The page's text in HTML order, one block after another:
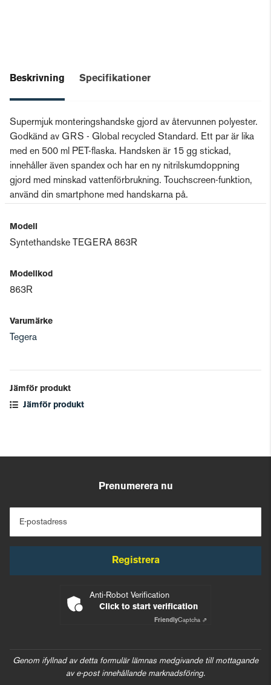
Beskrivning Specifikationer
Supermjuk monteringshandske gjord av återvunnen polyester.
Godkänd av GRS - Global recycled Standard. Ett par är lika
med en 500 ml PET-flaska. Handsken är 15 gg stickad,
innehåller även spandex och har en ny nitrilskumdoppning
gjord med minskad vattenförbrukning. Touchscreen-funktion,
använd din smartphone med handskarna på.
Modell
Syntethandske TEGERA 863R
Modellkod
863R
Varumärke
Tegera
Jämför produkt
Jämför produkt
Prenumerera nu
E-postadress
Registrera
Anti-Robot Verification
Click to start verification
FriendlyCaptcha ⇗
Genom ifyllnad av detta formulär lämnas medgivande till mottagande
av e-post innehållande marknadsföring.